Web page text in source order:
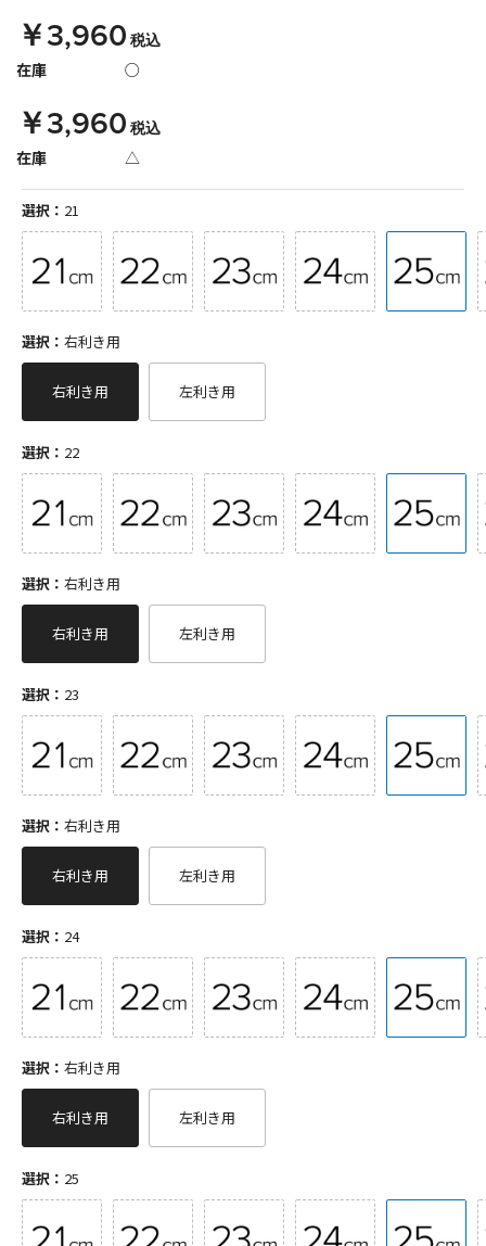
￥3,960税込
在庫 ○
￥3,960税込
在庫 △
選択： 21
選択： 右利き用
右利き用 左利き用
選択： 22
選択： 右利き用
右利き用 左利き用
選択： 23
選択： 右利き用
右利き用 左利き用
選択： 24
選択： 右利き用
右利き用 左利き用
選択： 25